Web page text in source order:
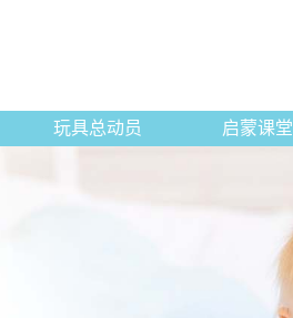
玩具总动员 启蒙课堂